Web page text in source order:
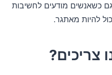
כשאנשים מודעים לחשיבות
להיות מאתגר.
צריכים?